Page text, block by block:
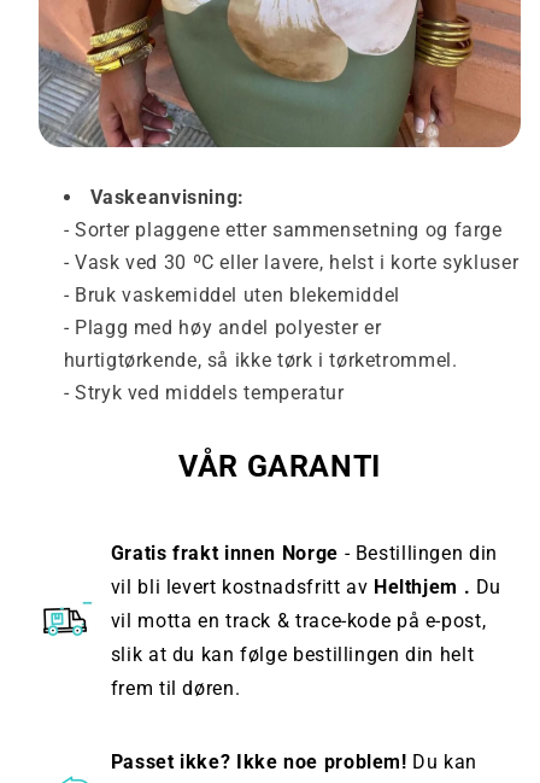
Vaskeanvisning:
- Sorter plaggene etter sammensetning og farge
- Vask ved 30 ºC eller lavere, helst i korte sykluser
- Bruk vaskemiddel uten blekemiddel
- Plagg med høy andel polyester er
hurtigtørkende, så ikke tørk i tørketrommel.
- Stryk ved middels temperatur
VÅR GARANTI
Gratis frakt innen Norge - Bestillingen din
vil bli levert kostnadsfritt av Helthjem . Du
vil motta en track & trace-kode på e-post,
slik at du kan følge bestillingen din helt
frem til døren.
Passet ikke? Ikke noe problem! Du kan